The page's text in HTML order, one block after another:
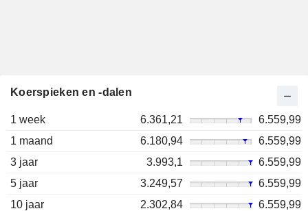
Koerspieken en -dalen
1 week 6.361,21
6.559,99
1 maand
6.180,94
6.559,99
3 jaar
3.993,1
6.559,99
5 jaar
3.249,57
6.559,99
10 jaar
2.302,84 6.559,99